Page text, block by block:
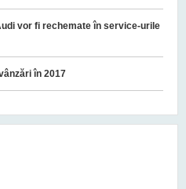
vor fi rechemate în service-urile
în 2017